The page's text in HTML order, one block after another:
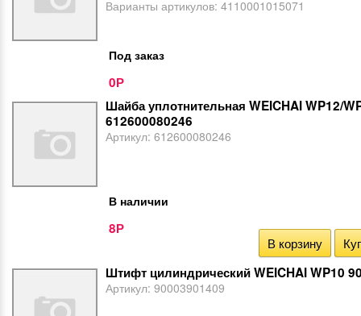
Варианты артикулов: 4110001015071
Под заказ
0Р
Шайба уплотнительная WEICHAI WP12/
612600080246
Артикул: 612600080246
В наличии
8Р
В корзину
Штифт цилиндрический WEICHAI WP10
Артикул: 90003901409